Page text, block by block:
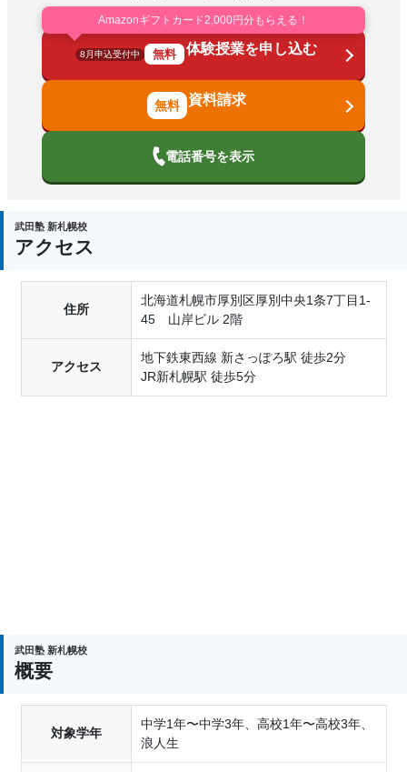
Amazonギフトカード2,000円分もらえる！
8月申込受付中 無料 体験授業を申し込む
資料請求
電話番号を表示
武田塾 新札幌校
アクセス
住所
北海道札幌市厚別区厚別中央1条7丁目1-
45 山岸ビル 2階
アクセス
地下鉄東西線 新さっぽろ駅 徒歩2分
JR新札幌駅 徒歩5分
武田塾 新札幌校
概要
対象学年
中学1年〜中学3年、高校1年〜高校3年、
浪人生